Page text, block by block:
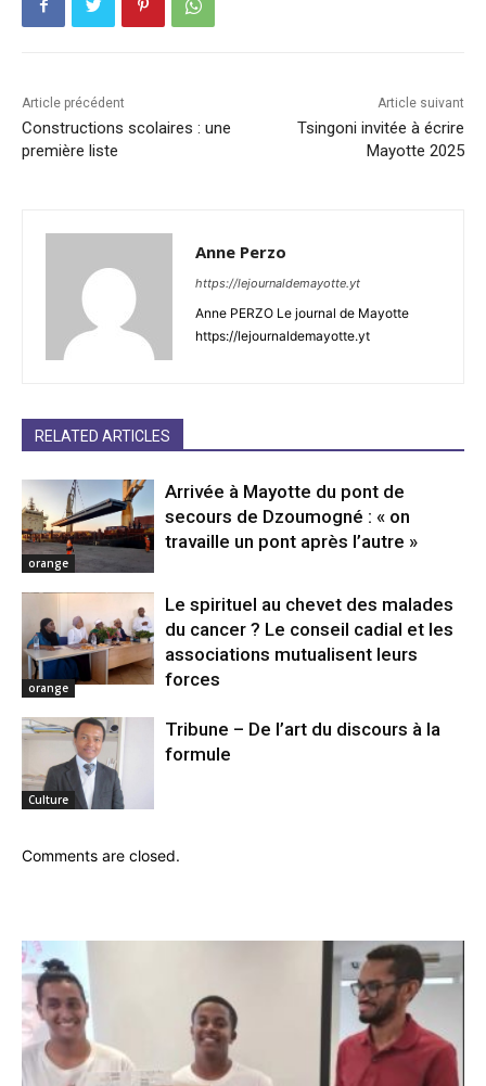
Article précédent
Constructions scolaires : une
première liste
Article suivant
Tsingoni invitée à écrire
Mayotte 2025
Anne Perzo
https://lejournaldemayotte.yt
Anne PERZO Le journal de Mayotte
https://lejournaldemayotte.yt
RELATED ARTICLES
orange
Arrivée à Mayotte du pont de
secours de Dzoumogné : « on
travaille un pont après l’autre »
orange
Le spirituel au chevet des malades
du cancer ? Le conseil cadial et les
associations mutualisent leurs
forces
Culture
Tribune – De l’art du discours à la
formule
Comments are closed.